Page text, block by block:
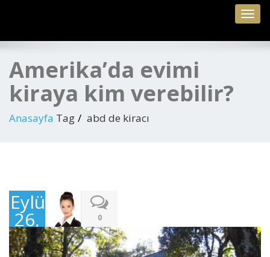
Amerika’da evimi
kiraya kim verebilir?
Anasayfa Tag abd de kiracı
Eylül
26,
2016
0